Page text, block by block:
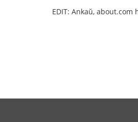
EDIT: Ankaŭ,